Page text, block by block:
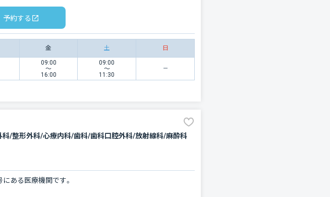
予約する
金 土 日
09:00
〜
16:00
09:00
〜
11:30
/整形外科/心療内科/歯科/歯科口腔外科/放射線科/麻酔科
ある医療機関です。